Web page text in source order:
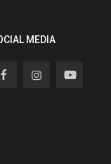
MEDIA